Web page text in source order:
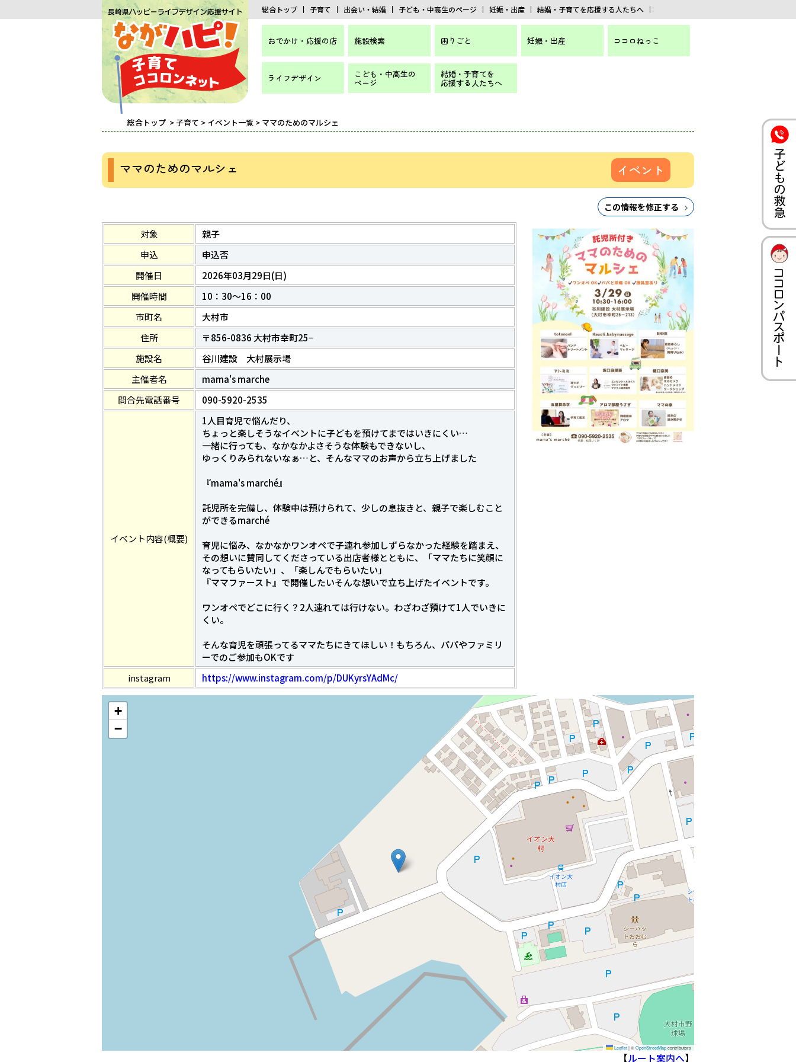
総合トップ 子育て 出会い・結婚 子ども・中高生のページ 妊娠・出産 結婚・子育てを応援する人たちへ
おでかけ・応援の店 施設検索 困りごと 妊娠・出産 ココロねっこ
ライフデザイン こども・中高生の
ページ
結婚・子育てを
応援する人たちへ
総合トップ >子育て > イベント一覧 > ママのためのマルシェ
ママのためのマルシェ イベント
この情報を修正する
対象
親子
申込
申込否
開催日
2026年03月29日(日)
開催時間
10：30～16：00
市町名
大村市
住所
〒856-0836 大村市幸町25−
施設名
谷川建設 大村展示場
主催者名
mama's marche
問合先電話番号
090-5920-2535
イベント内容(概要)
1人目育児で悩んだり、
ちょっと楽しそうなイベントに子どもを預けてまではいきにくい…
一緒に行っても、なかなかよさそうな体験もできないし、
ゆっくりみられないなぁ…と、そんなママのお声から立ち上げました
『mama's marché』
託児所を完備し、体験中は預けられて、少しの息抜きと、親子で楽しむこと
ができるmarché
育児に悩み、なかなかワンオペで子連れ参加しずらなかった経験を踏まえ、
その想いに賛同してくださっている出店者様とともに、「ママたちに笑顔に
なってもらいたい」、「楽しんでもらいたい」
『ママファースト』で開催したいそんな想いで立ち上げたイベントです。
ワンオペでどこに行く？2人連れては行けない。わざわざ預けて1人でいきに
くい。
そんな育児を頑張ってるママたちにきてほしい！もちろん、パパやファミリ
ーでのご参加もOKです
instagram
https://www.instagram.com/p/DUKyrsYAdMc/
+
−
Leaflet|©OpenStreetMapcontributors
【ルート案内へ】